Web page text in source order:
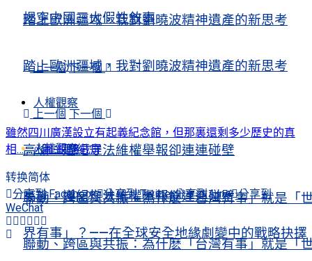
踏上歐洲疆域，我對劉曉波精神遺產的新思考
上一個 下一個
人權觀察
高瑜：遵紀守法維權舉報卻連連碰壁
聯動、跨區與共振：為什麽「台灣有事」就是「
界有事」？——在全球安全地緣劇變中的戰略抉擇
揭穿中國三大假性敘事
踏上歐洲疆域，我對劉曉波精神遺產的新思考
上一個 下一個
人權觀察
高瑜：遵紀守法維權舉報卻連連碰壁
聯動、跨區與共振：為什麽「台灣有事」就是「
雖然四川廣漢設立有起義紀念館，但那裏還剩多少歷史的真
相……。圖-網絡截屏
转换简体
分享到 Facebook 分享到 Twitter分享到 Line 分享到
WeChat